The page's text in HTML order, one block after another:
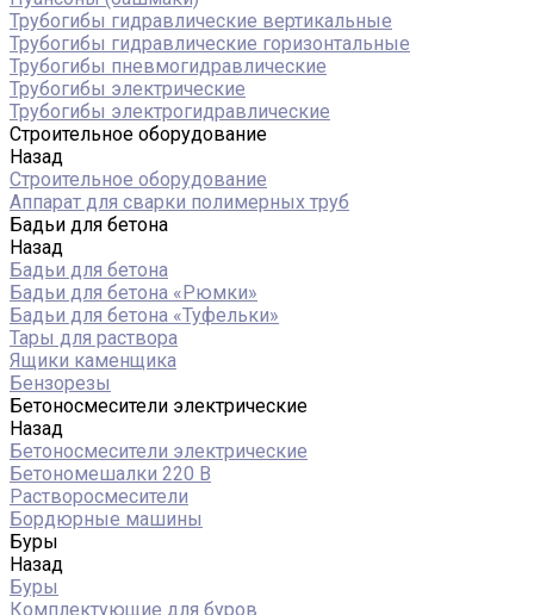
Трубогибы гидравлические вертикальные
Трубогибы гидравлические горизонтальные
Трубогибы пневмогидравлические
Трубогибы электрические
Трубогибы электрогидравлические
Строительное оборудование
Назад
Строительное оборудование
Аппарат для сварки полимерных труб
Бадьи для бетона
Назад
Бадьи для бетона
Бадьи для бетона «Рюмки»
Бадьи для бетона «Туфельки»
Тары для раствора
Ящики каменщика
Бензорезы
Бетоносмесители электрические
Назад
Бетоносмесители электрические
Бетономешалки 220 В
Растворосмесители
Бордюрные машины
Буры
Назад
Буры
Комплектующие для буров